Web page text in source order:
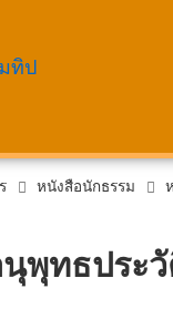
หนังสือนักธรรม
พุทธประ